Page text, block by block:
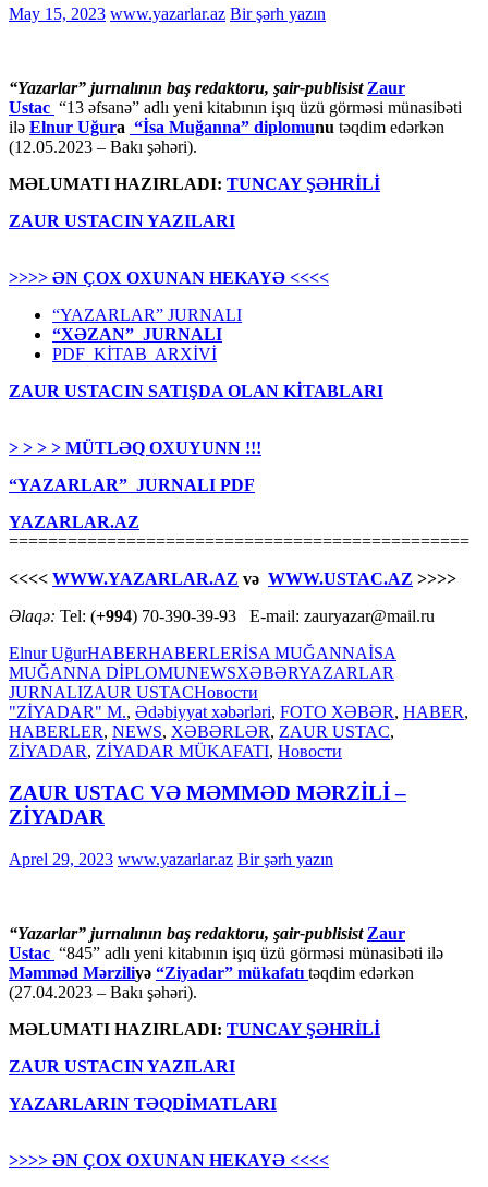
May 15, 2023 www.yazarlar.az Bir şərh yazın
“Yazarlar” jurnalının baş redaktoru, şair-publisist Zaur
Ustac “13 əfsanə” adlı yeni kitabının işıq üzü görməsi münasibəti
ilə Elnur Uğura “İsa Muğanna” diplomunu təqdim edərkən
(12.05.2023 – Bakı şəhəri).
MƏLUMATI HAZIRLADI: TUNCAY ŞƏHRİLİ
ZAUR USTACIN YAZILARI
>>>> ƏN ÇOX OXUNAN HEKAYƏ <<<<
“YAZARLAR” JURNALI
“XƏZAN” JURNALI
PDF KİTAB ARXİVİ
ZAUR USTACIN SATIŞDA OLAN KİTABLARI
> > > > MÜTLƏQ OXUYUNN !!!
“YAZARLAR” JURNALI PDF
YAZARLAR.AZ
===============================================
<<<< WWW.YAZARLAR.AZ və WWW.USTAC.AZ >>>>
Əlaqə: Tel: (+994) 70-390-39-93 E-mail: zauryazar@mail.ru
Elnur UğurHABERHABERLERİSA MUĞANNAİSA
MUĞANNA DİPLOMUNEWSXƏBƏRYAZARLAR
JURNALIZAUR USTACНовости
"ZİYADAR" M., Ədəbiyyat xəbərləri, FOTO XƏBƏR, HABER,
HABERLER, NEWS, XƏBƏRLƏR, ZAUR USTAC,
ZİYADAR, ZİYADAR MÜKAFATI, Новости
ZAUR USTAC VƏ MƏMMƏD MƏRZİLİ –
ZİYADAR
Aprel 29, 2023 www.yazarlar.az Bir şərh yazın
“Yazarlar” jurnalının baş redaktoru, şair-publisist Zaur
Ustac “845” adlı yeni kitabının işıq üzü görməsi münasibəti ilə
Məmməd Mərziliyə “Ziyadar” mükafatı təqdim edərkən
(27.04.2023 – Bakı şəhəri).
MƏLUMATI HAZIRLADI: TUNCAY ŞƏHRİLİ
ZAUR USTACIN YAZILARI
YAZARLARIN TƏQDİMATLARI
>>>> ƏN ÇOX OXUNAN HEKAYƏ <<<<